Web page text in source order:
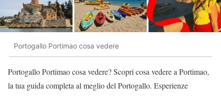
Portogallo Portimao cosa vedere
Portogallo Portimao cosa vedere? Scopri cosa vedere a Portimao,
la tua guida completa al meglio del Portogallo. Esperienze